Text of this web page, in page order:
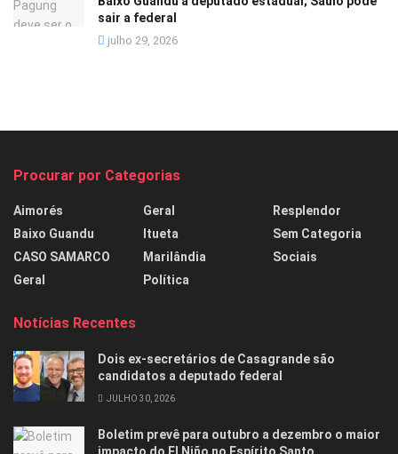
sair a federal
julho 29, 2026
Procurar por Categorias
Aimorés
Baixo Guandu
CASO SAMARCO
Geral
Geral
Itueta
Marilândia
Política
Resplendor
Sem Categoria
Sociais
Notícias Recentes
Dois ex-secretários de Casagrande são
candidatos a deputado federal
JULHO 30, 2026
Boletim prevê para outubro a dezembro o maior